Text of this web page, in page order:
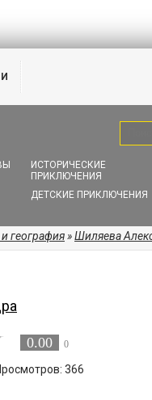
ИСТОРИЧЕСКИЕ
ПРИКЛЮЧЕНИЯ
ДЕТСКИЕ ПРИКЛЮЧЕНИЯ
география»Шиляева
0.00 0
366